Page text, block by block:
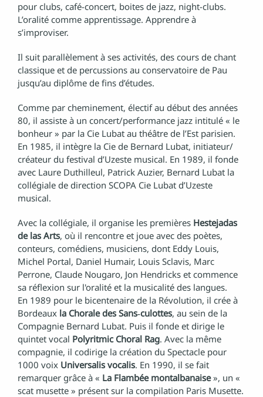
pour clubs, café-concert, boites de jazz, night-clubs.
L’oralité comme apprentissage. Apprendre à
s’improviser.
Il suit parallèlement à ses activités, des cours de chant
classique et de percussions au conservatoire de Pau
jusqu’au diplôme de fins d’études.
Comme par cheminement, électif au début des années
80, il assiste à un concert/performance jazz intitulé « le
bonheur » par la Cie Lubat au théâtre de l’Est parisien.
En 1985, il intègre la Cie de Bernard Lubat, initiateur/
créateur du festival d’Uzeste musical. En 1989, il fonde
avec Laure Duthilleul, Patrick Auzier, Bernard Lubat la
collégiale de direction SCOPA Cie Lubat d’Uzeste
musical.
Avec la collégiale, il organise les premières Hestejadas
de las Arts, où il rencontre et joue avec des poètes,
conteurs, comédiens, musiciens, dont Eddy Louis,
Michel Portal, Daniel Humair, Louis Sclavis, Marc
Perrone, Claude Nougaro, Jon Hendricks et commence
sa réflexion sur l'oralité et la musicalité des langues.
En 1989 pour le bicentenaire de la Révolution, il crée à
Bordeaux la Chorale des Sans‐culottes, au sein de la
Compagnie Bernard Lubat. Puis il fonde et dirige le
quintet vocal Polyritmic Choral Rag. Avec la même
compagnie, il codirige la création du Spectacle pour
1000 voix Universalis vocalis. En 1990, il se fait
remarquer grâce à « La Flambée montalbanaise», un «
scat musette » présent sur la compilation Paris Musette.